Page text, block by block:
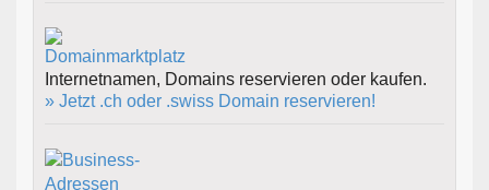
Internetnamen, Domains reservieren oder kaufen.
» Jetzt .ch oder .swiss Domain reservieren!